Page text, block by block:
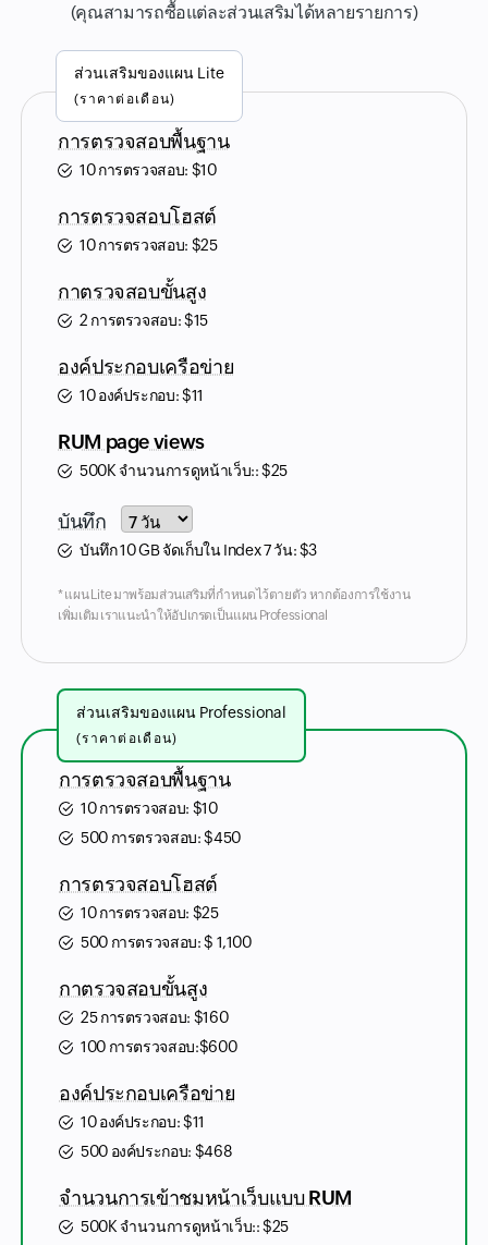
(คุณสามารถซื้อแต่ละส่วนเสริมได้หลายรายการ)
ส่วนเสริมของแผน Lite
(ราคาต่อเดือน)
การตรวจสอบพื้นฐาน
10 การตรวจสอบ: $10
การตรวจสอบโฮสต์
10 การตรวจสอบ: $25
กาตรวจสอบขั้นสูง
2 การตรวจสอบ:$15
องค์ประกอบเครือข่าย
10 องค์ประกอบ:$11
RUM page views
500K จำนวนการดูหน้าเว็บ::$25
บันทึก Input field
บันทึก 10 GB จัดเก็บใน Index 7 วัน:$3
* แผน Lite มาพร้อมส่วนเสริมที่กำหนดไว้ตายตัว หากต้องการใช้งาน
เพิ่มเติม เราแนะนำให้อัปเกรดเป็นแผน Professional
ส่วนเสริมของแผน Professional
(ราคาต่อเดือน)
การตรวจสอบพื้นฐาน
10 การตรวจสอบ: $10
500 การตรวจสอบ:$450
การตรวจสอบโฮสต์
10 การตรวจสอบ: $25
500 การตรวจสอบ:$ 1,100
กาตรวจสอบขั้นสูง
25 การตรวจสอบ: $160
100 การตรวจสอบ:$600
องค์ประกอบเครือข่าย
10 องค์ประกอบ:$11
500 องค์ประกอบ: $468
จำนวนการเข้าชมหน้าเว็บแบบ RUM
500K จำนวนการดูหน้าเว็บ::$25